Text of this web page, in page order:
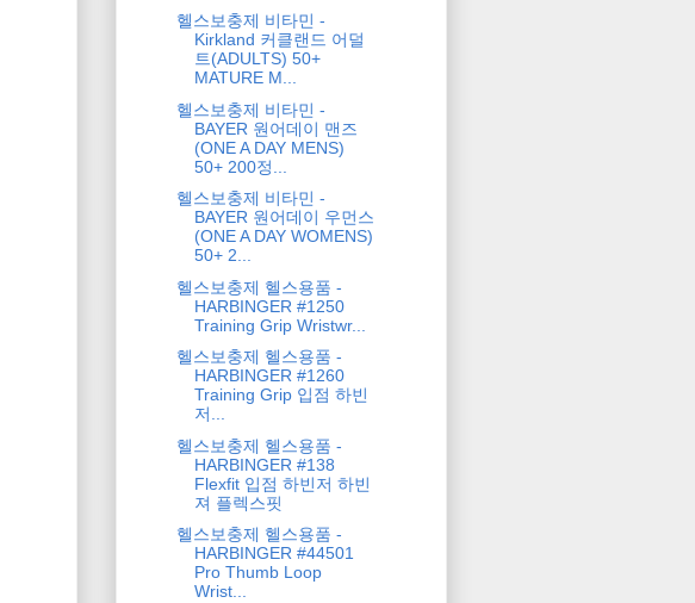
헬스보충제 비타민 -
Kirkland 커클랜드 어덜
트(ADULTS) 50+
MATURE M...
헬스보충제 비타민 -
BAYER 원어데이 맨즈
(ONE A DAY MENS)
50+ 200정...
헬스보충제 비타민 -
BAYER 원어데이 우먼스
(ONE A DAY WOMENS)
50+ 2...
헬스보충제 헬스용품 -
HARBINGER #1250
Training Grip Wristwr...
헬스보충제 헬스용품 -
HARBINGER #1260
Training Grip 입점 하빈
저...
헬스보충제 헬스용품 -
HARBINGER #138
Flexfit 입점 하빈저 하빈
져 플렉스핏
헬스보충제 헬스용품 -
HARBINGER #44501
Pro Thumb Loop
Wrist...